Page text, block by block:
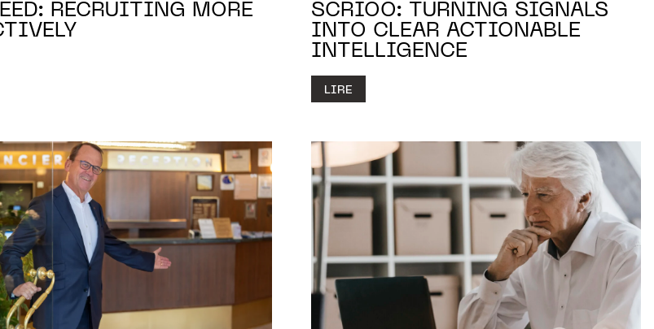
RECRUITING MORE
SCRIOO: TURNING SIGNALS
INTO CLEAR ACTIONABLE
INTELLIGENCE
LIRE